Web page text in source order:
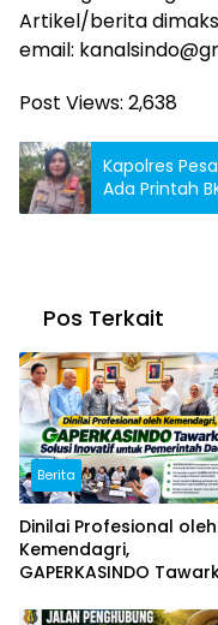
Artikel/berita
email:
Post Views: 2,638
Kapolres
Ada Printah
Lumbir Rejo
Pos Terkait
Berita
Dinilai Profesional oleh
Kemendagri,
GAPERKASINDO
Pemerintah Daerah